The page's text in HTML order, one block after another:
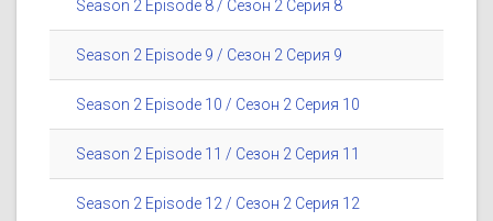
Season 2 Episode 8 / Сезон 2 Серия 8
Season 2 Episode 9 / Сезон 2 Серия 9
Season 2 Episode 10 / Сезон 2 Серия 10
Season 2 Episode 11 / Сезон 2 Серия 11
Season 2 Episode 12 / Сезон 2 Серия 12